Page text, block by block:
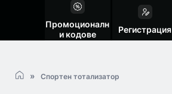
Промоционалн
и кодове
Регистрация
Спортен тотализатор